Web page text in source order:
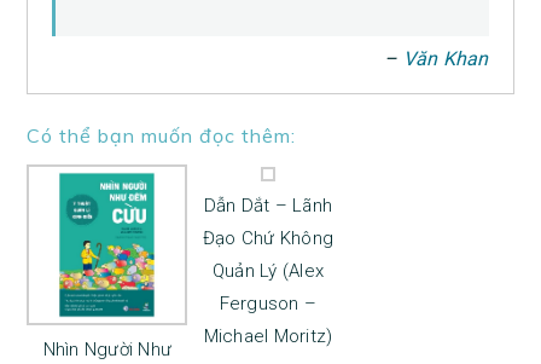
– Văn Khan
Có thể bạn muốn đọc thêm:
Nhìn Người Như
Dẫn Dắt – Lãnh
Đạo Chứ Không
Quản Lý (Alex
Ferguson –
Michael Moritz)